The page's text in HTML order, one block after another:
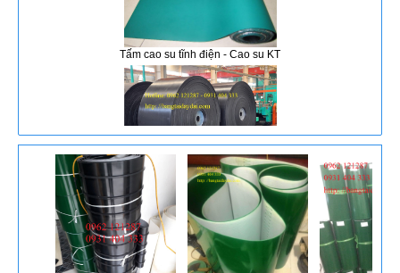
Tấm cao su tĩnh điện - Cao su KT
Băng tải cao su trơn